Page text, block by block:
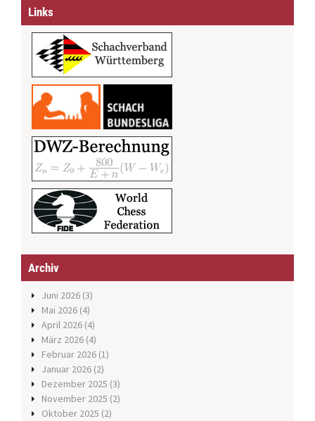
Links
Archiv
Juni 2026 (3)
Mai 2026 (4)
April 2026 (4)
März 2026 (4)
Februar 2026 (1)
Januar 2026 (2)
Dezember 2025 (3)
November 2025 (2)
Oktober 2025 (2)